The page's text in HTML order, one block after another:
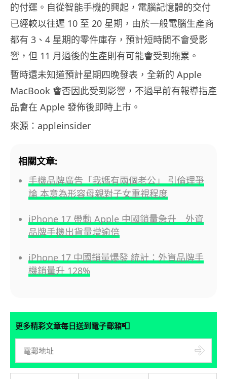
的付運。自從智能手機的興起，電腦記憶體的交付
已經較以往遲 10 至 20 星期，由於一般電腦生產商
都有 3、4 星期的零件庫存，預計短時間不會受影
響，但 11 月過後的生產則有可能會受到拖累。
暫時還未知道預計星期四晚發表，全新的 Apple
MacBook 會否因此受到影響，不過早前有報導指產
品會在 Apple 發佈後即時上市。
來源：appleinsider
相關文章:
手機品牌廣告「我媽有兩個老公」 引倫理爭
論 本意為形容母親對子女重視程度
iPhone 17 帶動 Apple 中國銷量急升 外資
品牌手機出貨量增逾倍
iPhone 17 中國銷量爆發 統計：外資品牌手
機銷量升 128%
更多精彩文章每日送到電子郵箱📮